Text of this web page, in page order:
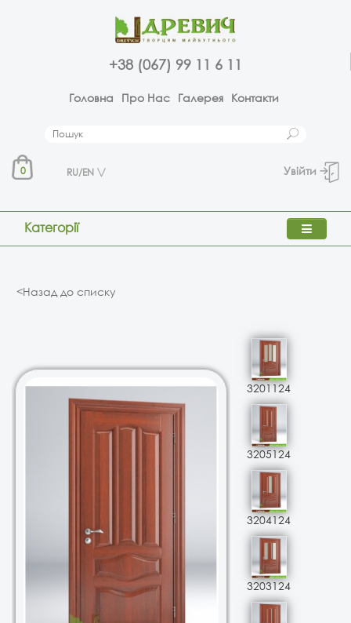
+38 (067) 99 11 6 11
Головна Про Нас Галерея Контакти
0 RU/EN Увійти
Категорії
<Назад до списку
3201124
3205124
3204124
3203124